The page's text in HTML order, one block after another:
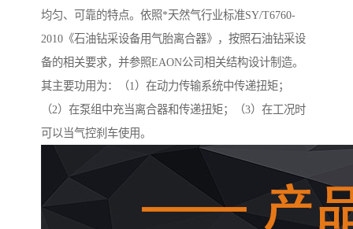
均匀、可靠的特点。依照*天然气行业标准SY/T6760-
2010《石油钻采设备用气胎离合器》，按照石油钻采设
备的相关要求，并参照EAON公司相关结构设计制造。
其主要功用为：（1）在动力传输系统中传递扭矩；
（2）在泵组中充当离合器和传递扭矩；（3）在工况时
可以当气控刹车使用。